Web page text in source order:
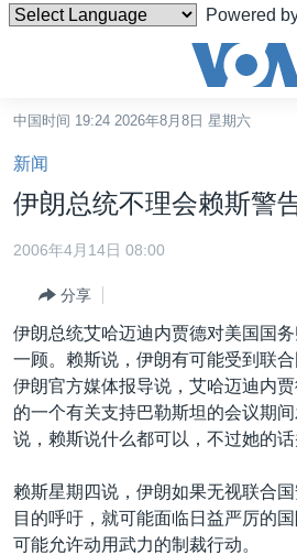
Powered
碍
链
接
转
导
转
到
中国
港澳
国际
最新国际新闻
印太
欧洲
非洲
分类新闻
经济·金融·贸易
科教·文娱·体健
军事
美中关系
白宫要闻
国会报道
VOA视频
VOA今日焦点
中国时间 19:24 2026年8月8日 星期六
新闻
伊朗总统不理会赖斯警
2006年4月14日 08:00
分享
伊朗总统艾哈迈迪内贾德对美国国
一顾。赖斯说，伊朗有可能受到联合
伊朗官方媒体报导说，艾哈迈迪内
的一个有关支持巴勒斯坦的会议期
说，赖斯说什么都可以，不过她的话
赖斯星期四说，伊朗如果无视联合
目的呼吁，就可能面临日益严厉的
可能允许动用武力的制裁行动。